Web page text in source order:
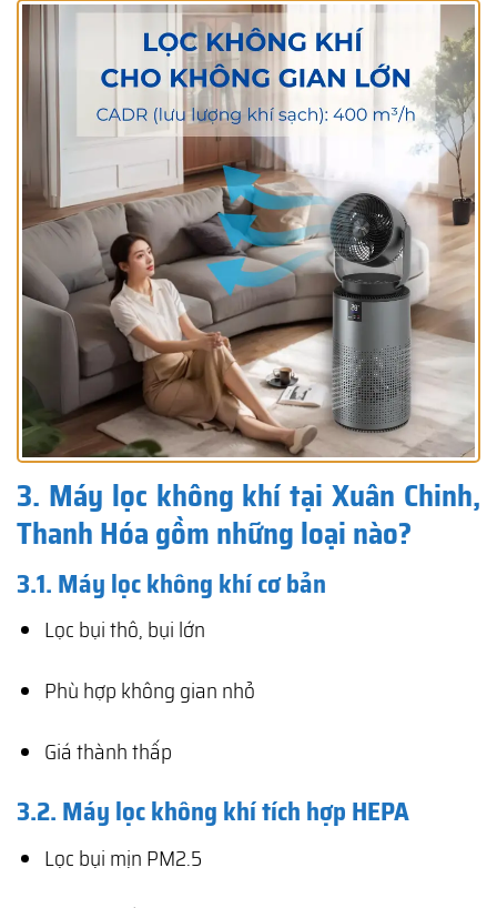
3. Máy lọc không khí tại Xuân Chinh,
Thanh Hóa gồm những loại nào?
3.1. Máy lọc không khí cơ bản
Lọc bụi thô, bụi lớn
Phù hợp không gian nhỏ
Giá thành thấp
3.2. Máy lọc không khí tích hợp HEPA
Lọc bụi mịn PM2.5